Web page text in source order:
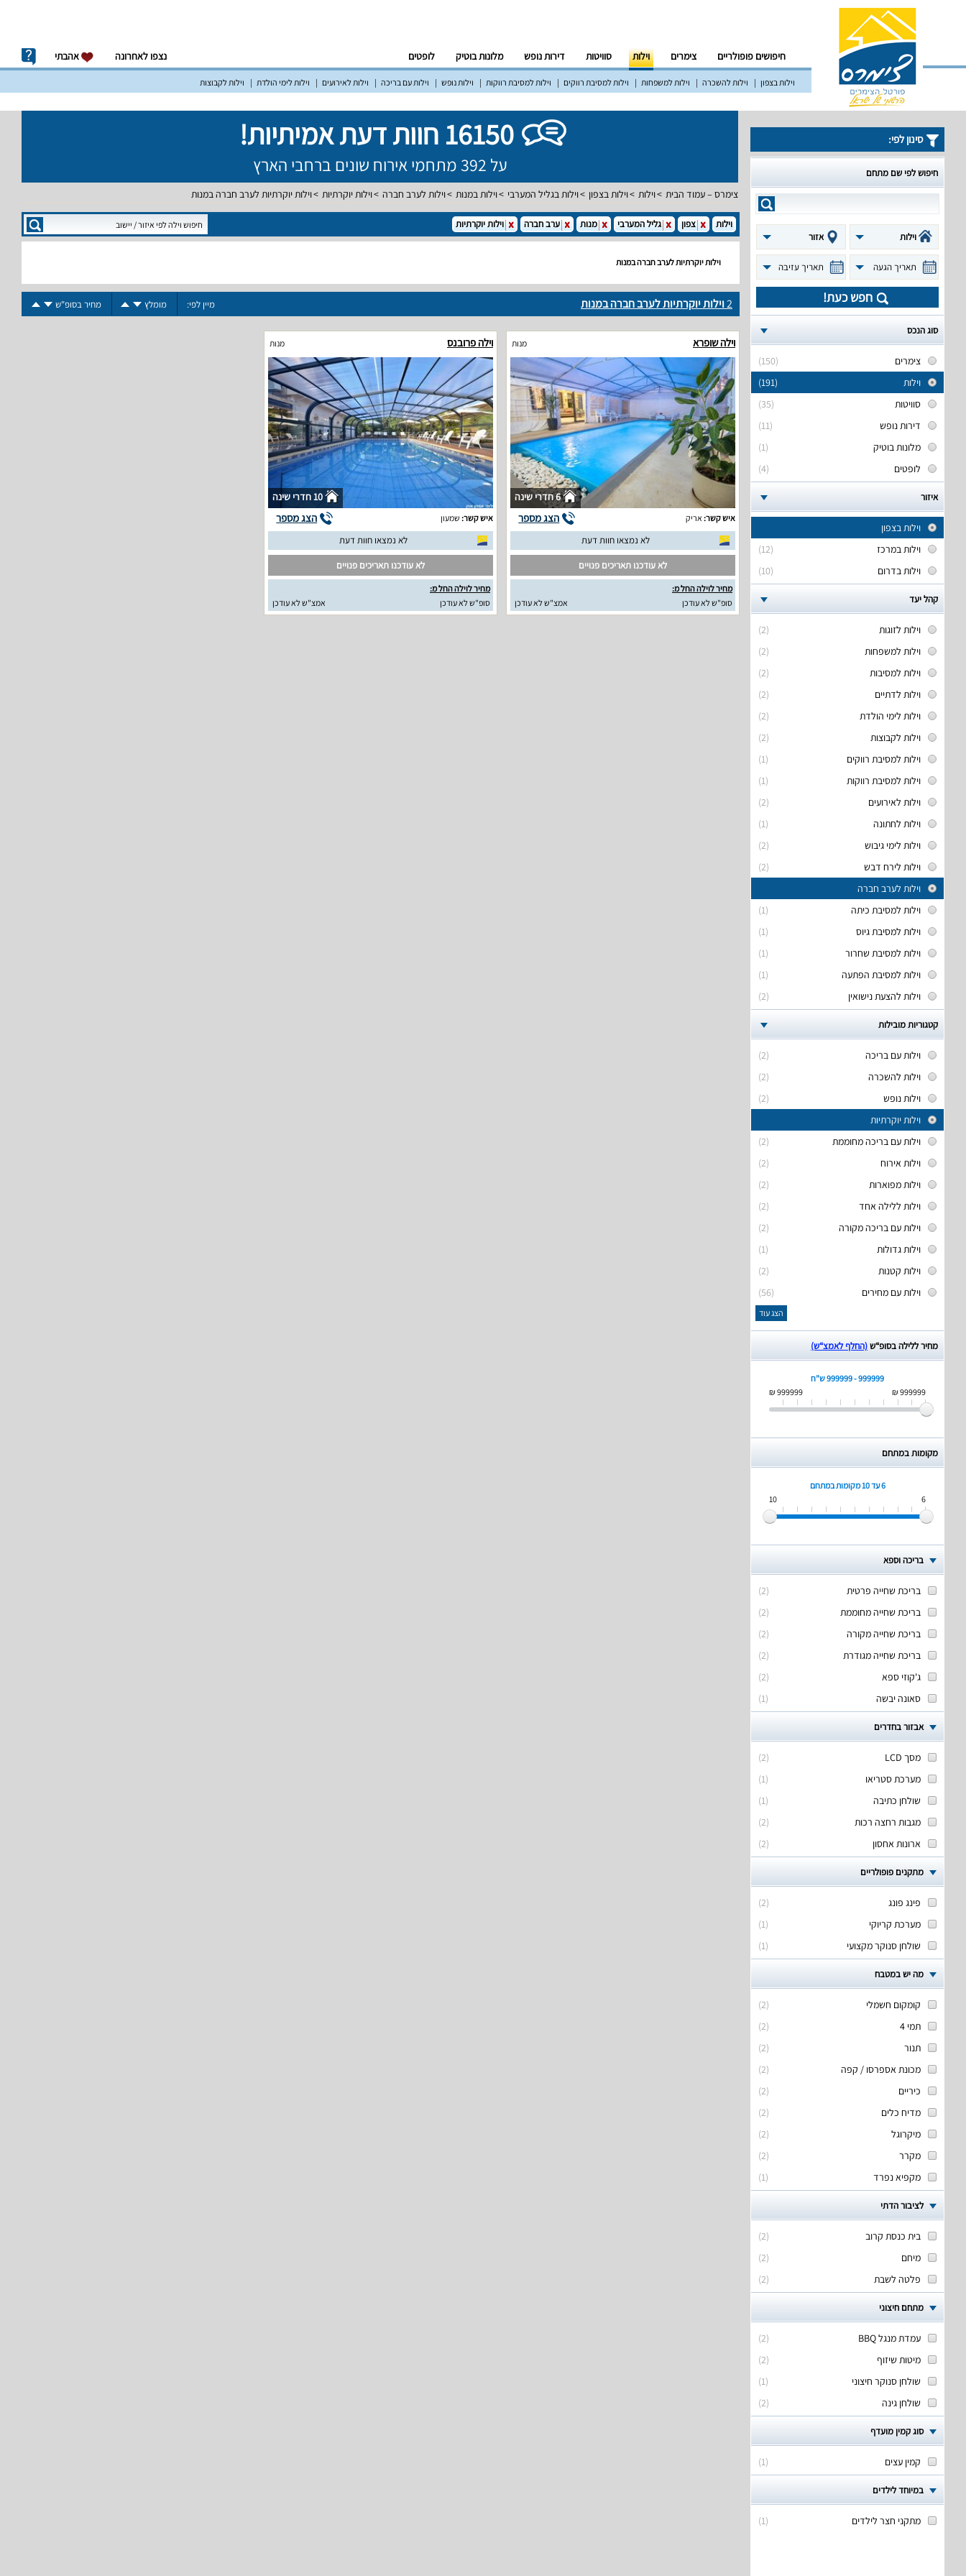
חיפושים פופולריים צימרים וילות סוויטות דירות נופש מלונות בוטיק לופטים נצפו לאחרונה אהבתי
וילות בצפון וילות להשכרה וילות למשפחות וילות למסיבת רווקים וילות למסיבת רווקות וילות נופש וילות עם בריכה וילות לאירועים וילות לימי הולדת וילות לקבוצות
16150 חוות דעת אמיתיות!
על 392 מתחמי אירוח שונים ברחבי הארץ
צימרס – עמוד הבית וילות וילות בצפון וילות בגליל המערבי וילות במנות וילות לערב חברה וילות יוקרתיות וילות יוקרתיות לערב חברה במנות
סינון לפי:
חיפוש לפי שם מתחם
וילות אזור
תאריך הגעה תאריך עזיבה
חפש כעת!
סוג הנכס
(150)
צימרים
(191)
וילות
(35)
סוויטות
(11)
דירות נופש
(1)
מלונות בוטיק
(4)
לופטים
איזור
וילות בצפון
(12)
וילות במרכז
(10)
וילות בדרום
קהל יעד
(2)
וילות לזוגות
(2)
וילות למשפחות
(2)
וילות למסיבות
(2)
וילות לדתיים
(2)
וילות לימי הולדת
(2)
וילות לקבוצות
(1)
וילות למסיבת רווקים
(1)
וילות למסיבת רווקות
(2)
וילות לאירועים
(1)
וילות לחתונה
(2)
וילות לימי גיבוש
(2)
וילות לירח דבש
וילות לערב חברה
(1)
וילות למסיבת כיתה
(1)
וילות למסיבת גיוס
(1)
וילות למסיבת שחרור
(1)
וילות למסיבת הפתעה
(2)
וילות להצעת נישואין
קטגוריות מובילות
(2)
וילות עם בריכה
(2)
וילות להשכרה
(2)
וילות נופש
וילות יוקרתיות
(2)
וילות עם בריכה מחוממת
(2)
וילות אירוח
(2)
וילות מפוארות
(2)
וילות ללילה אחד
(2)
וילות עם בריכה מקורה
(1)
וילות גדולות
(2)
וילות קטנות
(56)
וילות עם מחירים
הצג עוד
מחיר ללילה בסופ“ש(החלף לאמצ“ש)
999999 - 999999 ש"ח
999999 ₪
999999 ₪
מקומות במתחם
6 עד 10
מקומות במתחם
6
10
בריכה וספא
(
2
)
בריכת שחייה פרטית
(
2
)
בריכת שחייה מחוממת
(
2
)
בריכת שחייה מקורה
(
2
)
בריכת שחייה מגודרת
(
2
)
ג'קוזי ספא
(
1
) סאונה יבשה
אבזור בחדרים
(
2
)
מסך LCD
(
1
)
מערכת סטריאו
(
1
)
שולחן כתיבה
(
2
)
מגבות רחצה רכות
(
2
) ארונות אחסון
מתקנים פופולריים
(
2
)
פינג פונג
(
1
)
מערכת קריוקי
(
1
) שולחן סנוקר מקצועי
מה יש במטבח
(
2
)
קומקום חשמלי
(
2
)
תמי 4
(
2
)
תנור
(
2
)
מכונת אספרסו / קפה
(
2
)
כיריים
(
2
)
מדיח כלים
(
2
)
מיקרוגל
(
2
)
מקרר
(
1
) מקפיא נפרד
לציבור הדתי
(
2
)
בית כנסת קרוב
(
2
)
מיחם
(
2
) פלטה לשבת
מתחם חיצוני
(
2
)
עמדת מנגל BBQ
(
2
)
מיטות שיזוף
(
1
)
שולחן סנוקר חיצוני
(
2
) שולחן גינה
סוג קמין מועדף
(
1
) קמין עצים
במיוחד לילדים
(
1
) מתקני חצר לילדים
וילות צפון גליל המערבי מנות ערב חברה וילות יוקרתיות
וילות יוקרתיות לערב חברה במנות
2וילות יוקרתיות לערב חברה במנות מיין לפי: מומלץ מחיר בסופ"ש
וילה שופרא מנות
6 חדרי שינה
איש קשר: אריק הצג מספר
לא נמצאו חוות דעת
לא עודכנו תאריכים פנויים
מחיר לוילה החל מ:
סופ"ש לא עודכן
אמצ"ש לא עודכן
וילה פרובנס מנות
10 חדרי שינה
איש קשר: שמעון הצג מספר
לא נמצאו חוות דעת
לא עודכנו תאריכים פנויים
מחיר לוילה החל מ:
סופ"ש לא עודכן
אמצ"ש לא עודכן